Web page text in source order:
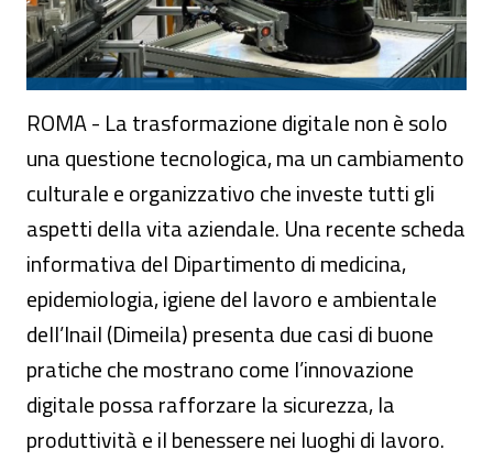
ROMA - La trasformazione digitale non è solo
una questione tecnologica, ma un cambiamento
culturale e organizzativo che investe tutti gli
aspetti della vita aziendale. Una recente scheda
informativa del Dipartimento di medicina,
epidemiologia, igiene del lavoro e ambientale
dell’Inail (Dimeila) presenta due casi di buone
pratiche che mostrano come l’innovazione
digitale possa rafforzare la sicurezza, la
produttività e il benessere nei luoghi di lavoro.